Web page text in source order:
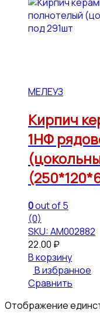
МЕЛЕУЗ
Кирпич
1НФ
0out of 5
(0)
SKU: АМ002882
22.00 ₽
В корзину
В избранное
Сравнить
Отображение